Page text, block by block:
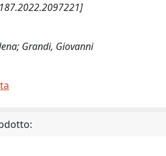
Grandi, Giovanni